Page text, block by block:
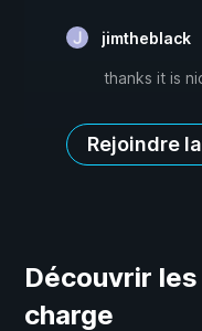
jimtheblack
thanks it is
Rejoindre
Découvrir
charge